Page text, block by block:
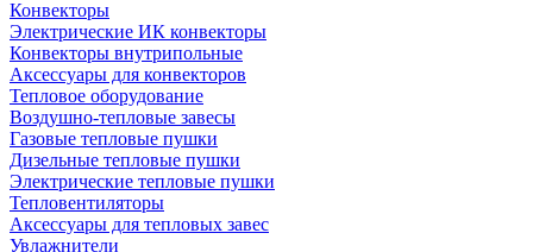
Конвекторы
Электрические ИК конвекторы
Конвекторы внутрипольные
Аксессуары для конвекторов
Тепловое оборудование
Воздушно-тепловые завесы
Газовые тепловые пушки
Дизельные тепловые пушки
Электрические тепловые пушки
Тепловентиляторы
Аксессуары для тепловых завес
Увлажнители